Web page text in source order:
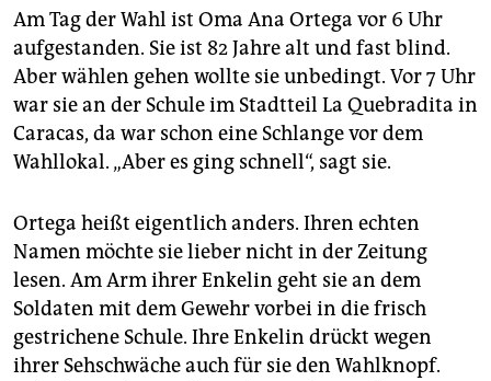
unterstützen
abo
genossenschaft
epaper login
Am Tag der Wahl ist Oma Ana Ortega vor 6 Uhr
aufgestanden. Sie ist 82 Jahre alt und fast blind.
Aber wählen gehen wollte sie unbedingt. Vor 7 Uhr
war sie an der Schule im Stadtteil La Quebradita in
Caracas, da war schon eine Schlange vor dem
Wahllokal. „Aber es ging schnell“, sagt sie.
Ortega heißt eigentlich anders. Ihren echten
Namen möchte sie lieber nicht in der Zeitung
lesen. Am Arm ihrer Enkelin geht sie an dem
Soldaten mit dem Gewehr vorbei in die frisch
gestrichene Schule. Ihre Enkelin drückt wegen
ihrer Sehschwäche auch für sie den Wahlknopf.